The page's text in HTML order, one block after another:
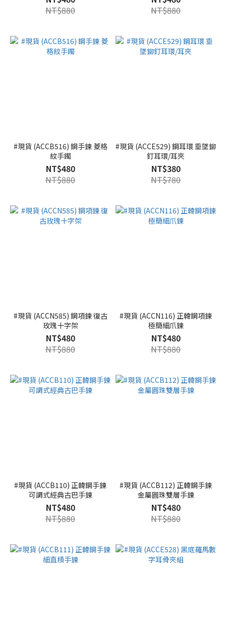
NT$880
NT$880
#現貨 (ACCB516) 鋼手鍊 菱格
紋手鐲
NT$480
NT$880
#現貨 (ACCE529) 鋼耳環 垂墜鉚
釘耳環/耳夾
NT$380
NT$780
#現貨 (ACCN585) 鋼項鍊 復古
玫瑰十字架
NT$480
NT$880
#現貨 (ACCN116) 正韓鋼項鍊
極簡細爪鍊
NT$480
NT$880
#現貨 (ACCB110) 正韓鋼手鍊
可調式經典古巴手鍊
NT$480
NT$880
#現貨 (ACCB112) 正韓鋼手鍊
金屬圓珠雙層手鍊
NT$480
NT$880